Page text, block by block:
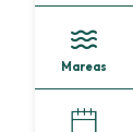
Mareas